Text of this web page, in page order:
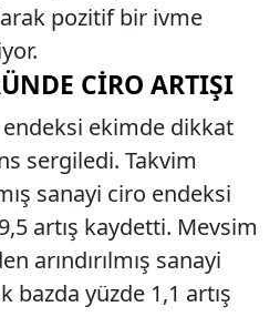
pozitif bir ivme
CIRO ARTIŞI
ekimde dikkat
sergiledi. Takvim
sanayi ciro endeksi
artış kaydetti. Mevsim
arındırılmış sanayi
bazda yüzde 1,1 artış